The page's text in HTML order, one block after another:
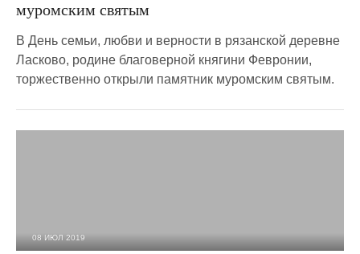
муромским святым
В День семьи, любви и верности в рязанской деревне
Ласково, родине благоверной княгини Февронии,
торжественно открыли памятник муромским святым.
08 ИЮЛ 2019